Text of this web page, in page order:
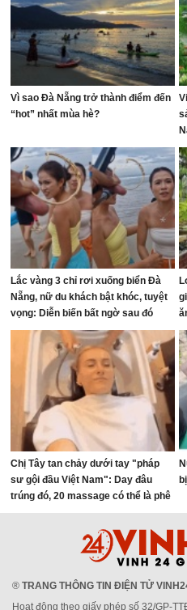
Vì sao Đà Nẵng trở thành điểm đến
“hot” nhất mùa hè?
Lắc vàng 3 chỉ rơi xuống biển Đà
Nẵng, nữ du khách bật khóc, tuyệt
vọng: Diễn biến bất ngờ sau đó
Chị Tây tan chảy dưới tay "pháp
sư gội đầu Việt Nam": Day đâu
trúng đó, 20 massage có thể là phê
nhất cuộc đời!
® TRANG THÔNG TIN ĐIỆN TỬ
Hoạt động theo giấy phép số 32/GP-